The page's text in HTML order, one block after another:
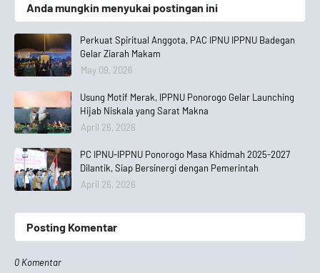
Anda mungkin menyukai postingan ini
Perkuat Spiritual Anggota, PAC IPNU IPPNU Badegan
Gelar Ziarah Makam
May 09, 2026
Usung Motif Merak, IPPNU Ponorogo Gelar Launching
Hijab Niskala yang Sarat Makna
April 26, 2026
PC IPNU-IPPNU Ponorogo Masa Khidmah 2025-2027
Dilantik, Siap Bersinergi dengan Pemerintah
April 26, 2026
Posting Komentar
0 Komentar